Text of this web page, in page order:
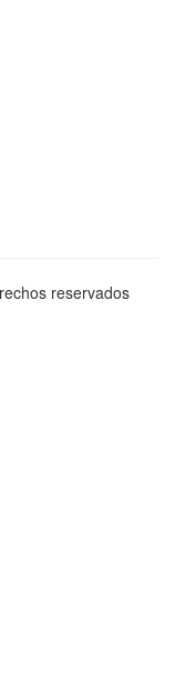
reservados